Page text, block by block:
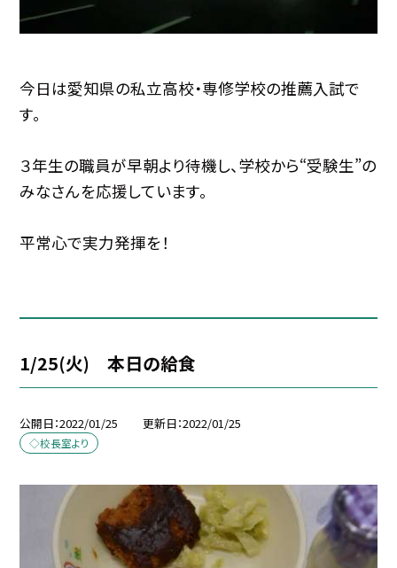
今日は愛知県の私立高校・専修学校の推薦入試で
す。
３年生の職員が早朝より待機し、学校から“受験生”の
みなさんを応援しています。
平常心で実力発揮を！
1/25(火) 本日の給食
公開日 2022/01/25 更新日 2022/01/25
◇校長室より